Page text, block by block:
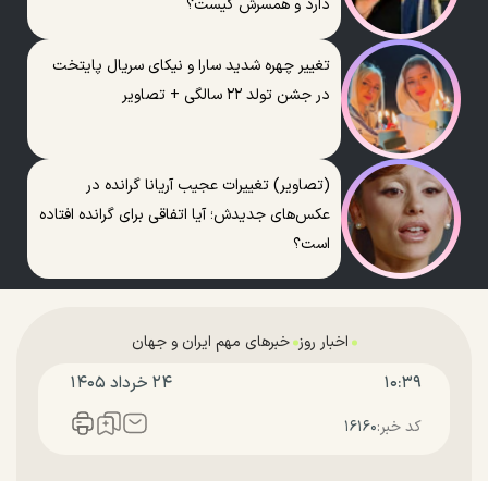
دارد و همسرش کیست؟
تغییر چهره شدید سارا و نیکای سریال پایتخت
در جشن تولد ۲۲ سالگی + تصاویر
(تصاویر) تغییرات عجیب آریانا گرانده در
عکس‌های جدیدش؛ آیا اتفاقی برای گرانده افتاده
است؟
اخبار روز خبرهای مهم ایران و جهان
۱۰:۳۹ ۲۴ خرداد ۱۴۰۵
کد خبر:۱۶۱۶۰